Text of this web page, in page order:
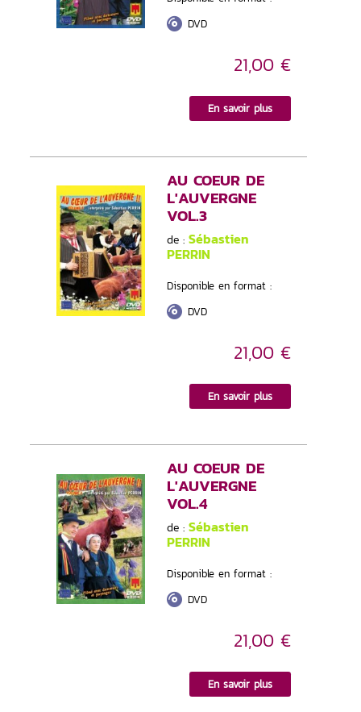
DVD
21,00 €
En savoir plus
AU COEUR DE
L'AUVERGNE
VOL.3
de : Sébastien
PERRIN
Disponible en format :
DVD
21,00 €
En savoir plus
AU COEUR DE
L'AUVERGNE
VOL.4
de : Sébastien
PERRIN
Disponible en format :
DVD
21,00 €
En savoir plus